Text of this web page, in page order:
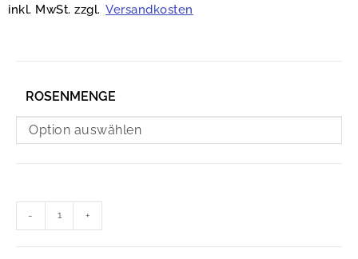
basierend
inkl. MwSt. zzgl. Versandkosten
ROSENMENGE
Option auswählen
- +